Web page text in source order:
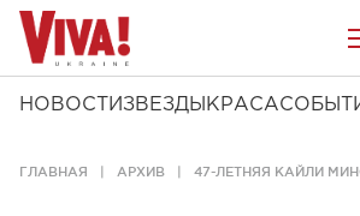
НОВОСТИ ЗВЕЗДЫ КРАСА
ГЛАВНАЯ АРХИВ 47-ЛЕТНЯЯ КАЙЛИ